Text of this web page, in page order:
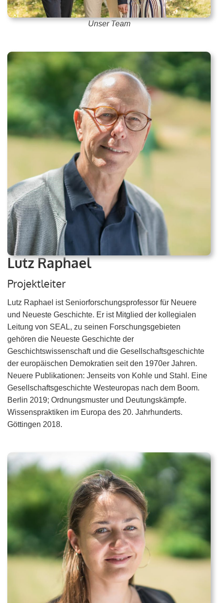
Unser Team
Lutz Raphael
Projektleiter
Lutz Raphael ist Seniorforschungsprofessor für Neuere
und Neueste Geschichte. Er ist Mitglied der kollegialen
Leitung von SEAL, zu seinen Forschungsgebieten
gehören die Neueste Geschichte der
Geschichtswissenschaft und die Gesellschaftsgeschichte
der europäischen Demokratien seit den 1970er Jahren.
Neuere Publikationen: Jenseits von Kohle und Stahl. Eine
Gesellschaftsgeschichte Westeuropas nach dem Boom.
Berlin 2019; Ordnungsmuster und Deutungskämpfe.
Wissenspraktiken im Europa des 20. Jahrhunderts.
Göttingen 2018.